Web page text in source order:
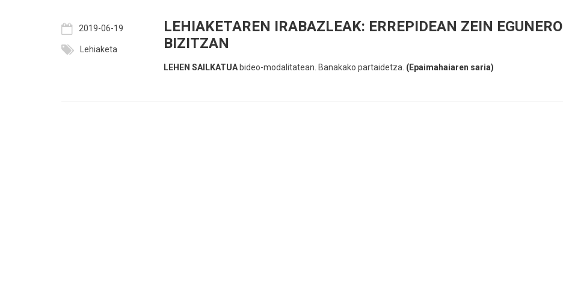
2019-06-19
Lehiaketa
LEHIAKETAREN IRABAZLEAK: ERREPIDEAN ZEIN EGUNERO
BIZITZAN
LEHEN SAILKATUAbideo-modalitatean. Banakako partaidetza. (Epaimahaiaren saria)